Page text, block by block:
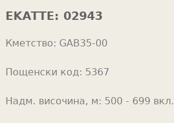
r
m
e
e
EKATTE: 02943
Кметство: GAB35-00
Пощенски код: 5367
Надм. височина, м: 500 - 699 вкл.